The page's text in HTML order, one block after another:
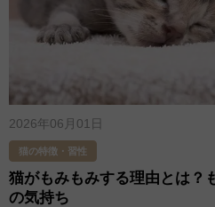
2026年06月01日
猫の特徴・習性
猫がもみもみする理由とは？
の気持ち